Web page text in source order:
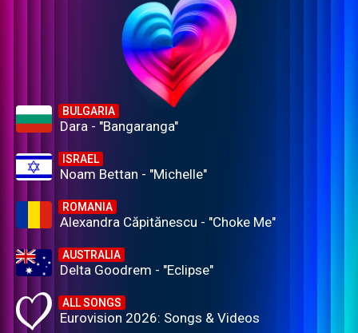
BULGARIA
Dara - "Bangaranga"
ISRAEL
Noam Bettan - "Michelle"
ROMANIA
Alexandra Căpitănescu - "Choke Me"
AUSTRALIA
Delta Goodrem - "Eclipse"
ALL SONGS
Eurovision 2026: Songs & Videos